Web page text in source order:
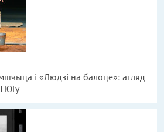
і «Людзі на балоце»: агляд